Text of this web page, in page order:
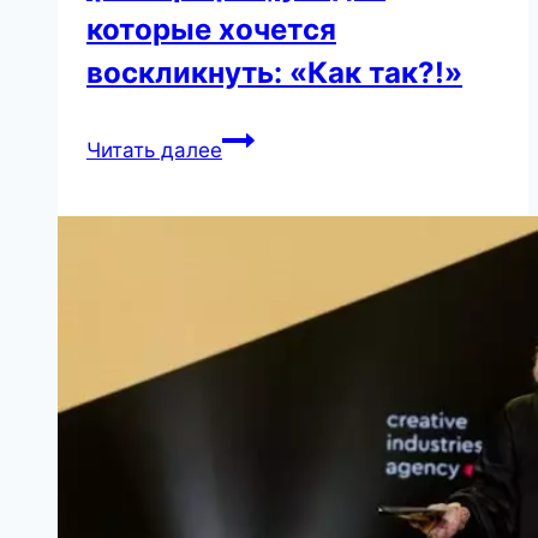
которые хочется
воскликнуть: «Как так?!»
Читать далее15
воскликнуть: